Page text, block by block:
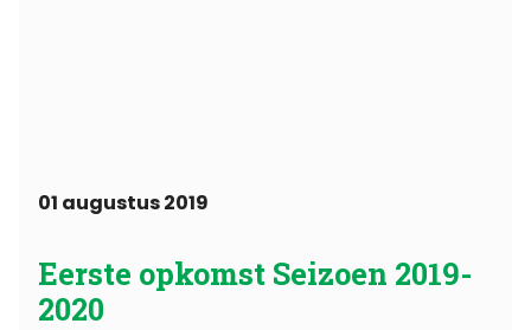
01 augustus 2019
Eerste opkomst Seizoen 2019-
2020